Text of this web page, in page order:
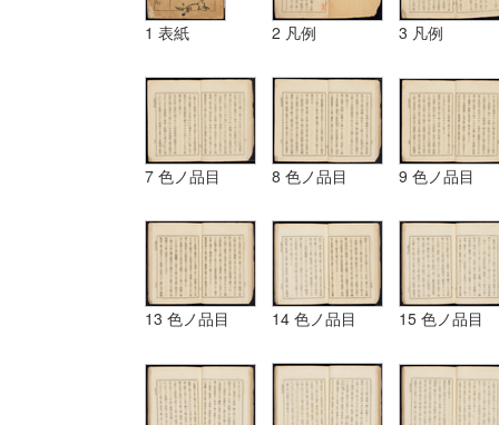
1 表紙 2 凡例 3 凡例
7 色ノ品目 8 色ノ品目 9 色ノ品目
13 色ノ品目 14 色ノ品目 15 色ノ品目